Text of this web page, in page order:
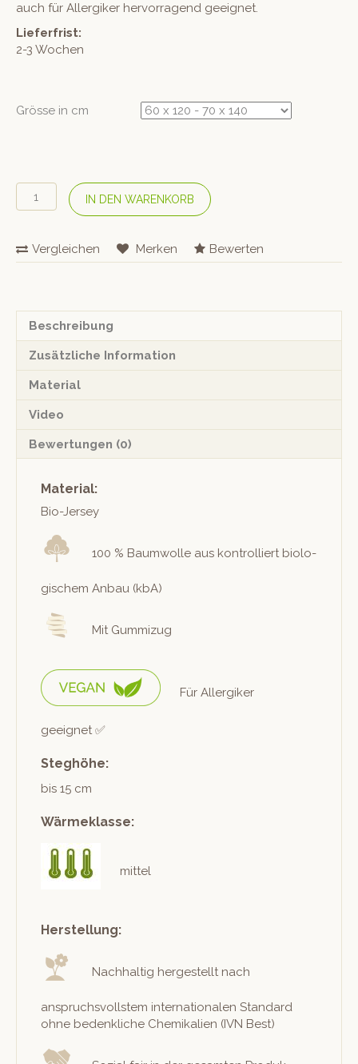
auch für Allergiker hervorragend geeignet.
Lieferfrist:
2-3 Wochen
Grösse in cm
COTONEA
Kinder
Jersey-
Fixleintuch
Menge
IN DEN WARENKORB
Vergleichen Merken Bewerten
Beschreibung
Zusätzliche Information
Material
Video
Bewertungen (0)
Material:
Bio-Jer­sey
100 % Baum­wolle aus kon­trol­liert biol­o­
gis­chem Anbau (kbA)
Mit Gummizug
Für Allergik­er
geeignet ✅
Steghöhe:
bis 15 cm
Wärmeklasse:
mittel
Herstellung:
Nach­haltig hergestellt nach
anspruchsvoll­stem inter­na­tionalen Stan­dard
ohne beden­kliche Chemikalien (IVN Best)